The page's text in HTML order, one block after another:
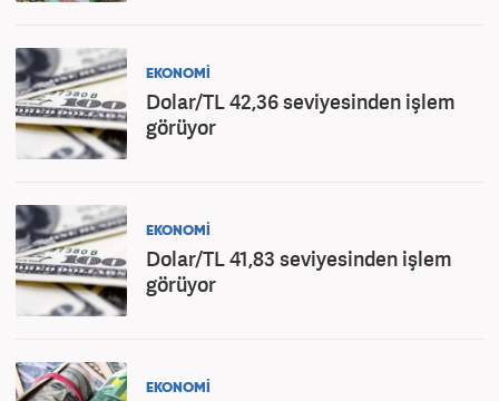
EKONOMİ
Dolar/TL 42,36 seviyesinden işlem
görüyor
EKONOMİ
Dolar/TL 41,83 seviyesinden işlem
görüyor
EKONOMİ